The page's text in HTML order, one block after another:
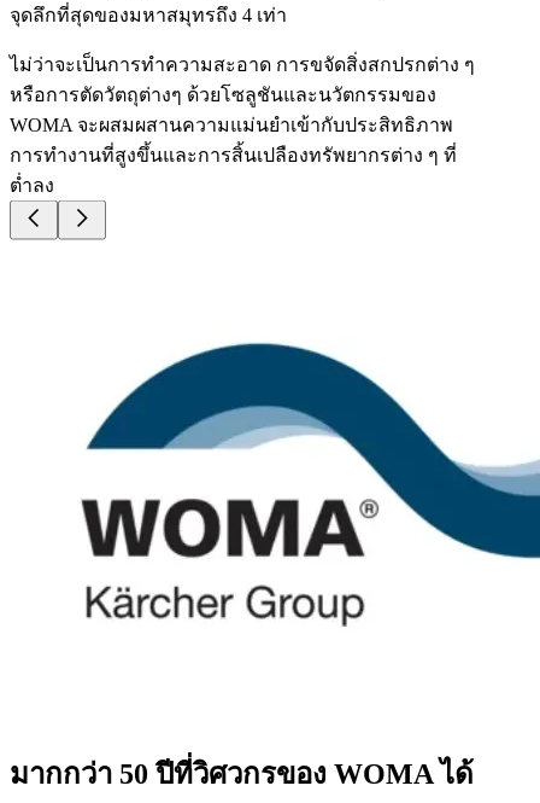
จุดลึกที่สุดของมหาสมุทรถึง 4 เท่า
ไม่ว่าจะเป็นการทำความสะอาด การขจัดสิ่งสกปรกต่าง ๆ
หรือการตัดวัตถุต่างๆ ด้วยโซลูชันและนวัตกรรมของ
WOMA จะผสมผสานความแม่นยำเข้ากับประสิทธิภาพ
การทำงานที่สูงขึ้นและการสิ้นเปลืองทรัพยากรต่าง ๆ ที่
ต่ำลง
มากกว่า 50 ปีที่วิศวกรของ WOMA ได้